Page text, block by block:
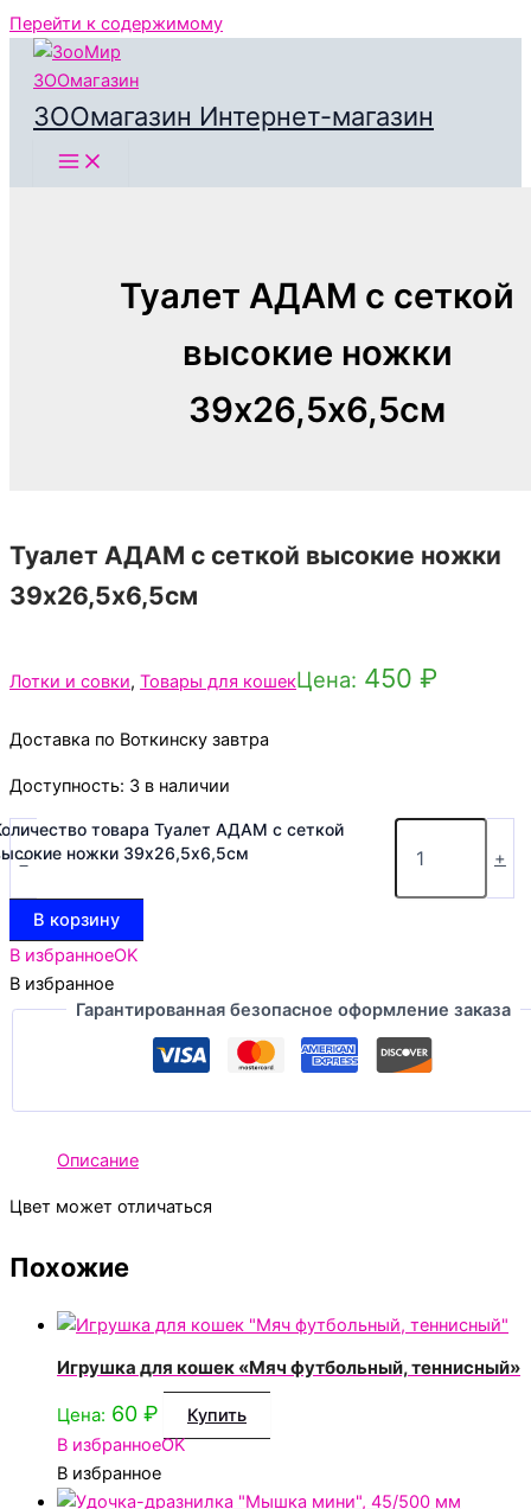
Перейти к содержимому
ЗООмагазин Интернет-магазин
Туалет АДАМ с сеткой
высокие ножки
39х26,5х6,5см
Туалет АДАМ с сеткой высокие ножки
39х26,5х6,5см
Лотки и совки, Товары для кошекЦена: 450 ₽
Доставка по Воткинску завтра
Доступность: 3 в наличии
-
товара Туалет АДАМ с сеткой
ножки 39х26,5х6,5см
+
В корзину
В избранноеOK
В избранное
Гарантированная безопасное оформление заказа
Описание
Цвет может отличаться
Похожие
Игрушка для кошек «Мяч футбольный, теннисный»
Цена: 60 ₽
Купить
В избранноеOK
В избранное